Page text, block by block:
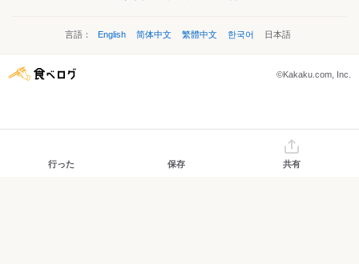
言語： English 简体中文 繁體中文 한국어 日本語
©Kakaku.com, Inc.
行った 保存 共有